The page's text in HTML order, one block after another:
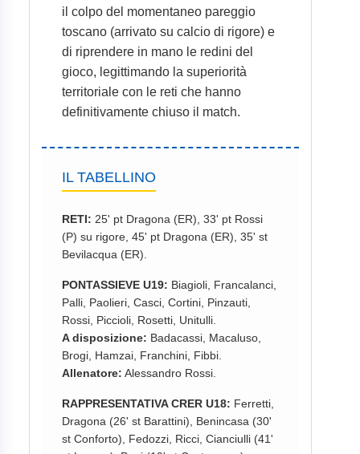
il colpo del momentaneo pareggio
toscano (arrivato su calcio di rigore) e
di riprendere in mano le redini del
gioco, legittimando la superiorità
territoriale con le reti che hanno
definitivamente chiuso il match.
IL TABELLINO
RETI: 25' pt Dragona (ER), 33' pt Rossi
(P) su rigore, 45' pt Dragona (ER), 35' st
Bevilacqua (ER).
PONTASSIEVE U19: Biagioli, Francalanci,
Palli, Paolieri, Casci, Cortini, Pinzauti,
Rossi, Piccioli, Rosetti, Unitulli.
A disposizione: Badacassi, Macaluso,
Brogi, Hamzai, Franchini, Fibbi.
Allenatore: Alessandro Rossi.
RAPPRESENTATIVA CRER U18: Ferretti,
Dragona (26' st Barattini), Benincasa (30'
st Conforto), Fedozzi, Ricci, Cianciulli (41'